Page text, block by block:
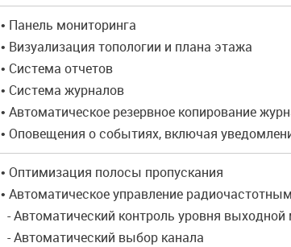
• Панель мониторинга
• Визуализация топологии и плана этажа
• Система отчетов
• Система журналов
• Автоматическое резервное копирование
• Оповещения о событиях, включая
• Оптимизация полосы пропускания
• Автоматическое управление
- Автоматический контроль уровня
- Автоматический выбор канала